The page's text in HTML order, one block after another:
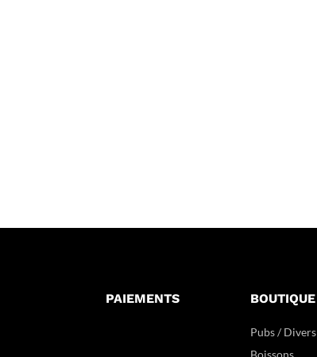
PAIEMENTS BOUTIQUE
Pubs / Divers
Boissons